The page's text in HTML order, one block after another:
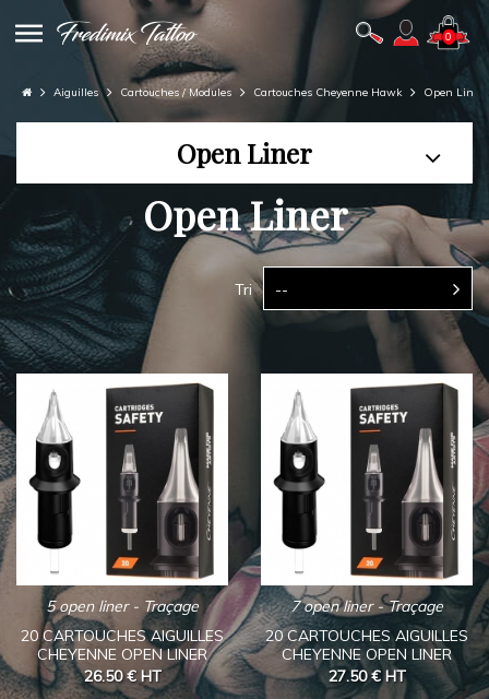
0
Aiguilles Cartouches / Modules Cartouches Cheyenne Hawk Open Liner
Open Liner
Open Liner
Tri --
5 open liner - Traçage
20 CARTOUCHES AIGUILLES
CHEYENNE OPEN LINER
26.50 €HT
7 open liner - Traçage
20 CARTOUCHES AIGUILLES
CHEYENNE OPEN LINER
27.50 € HT